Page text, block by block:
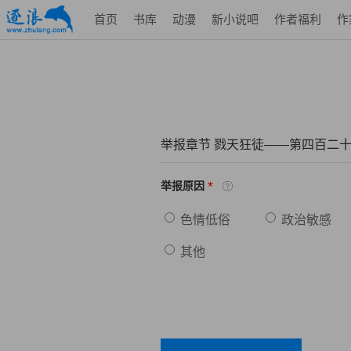
首页 书库 动漫 新小说吧 作者福利 作
举报章节 戮天狂徒——第四百二
举报原因 *
色情低俗 政治敏感
其他